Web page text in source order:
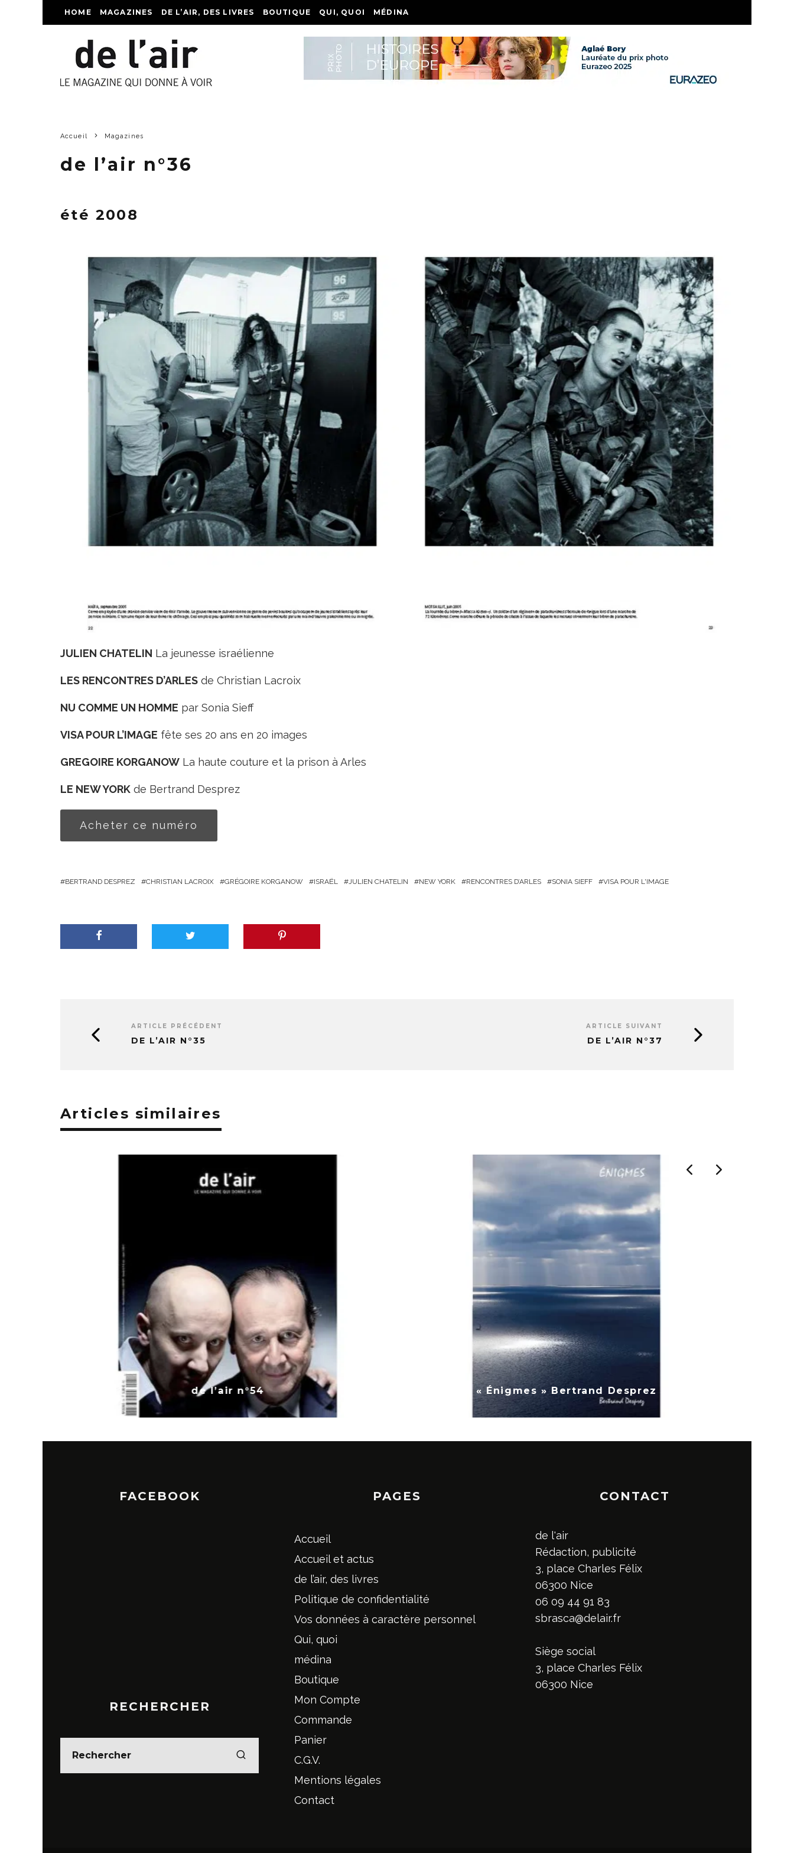
HOME MAGAZINES DE L’AIR, DES LIVRES BOUTIQUE QUI, QUOI MÉDINA
Accueil Magazines
de l’air n°36
été 2008
JULIEN CHATELIN La jeunesse israélienne
LES RENCONTRES D’ARLES de Christian Lacroix
NU COMME UN HOMME par Sonia Sieff
VISA POUR L’IMAGE fête ses 20 ans en 20 images
GREGOIRE KORGANOW La haute couture et la prison à Arles
LE NEW YORK de Bertrand Desprez
Acheter ce numéro
BERTRAND DESPREZ CHRISTIAN LACROIX GRÉGOIRE KORGANOW ISRAËL JULIEN CHATELIN NEW YORK RENCONTRES D’ARLES SONIA SIEFF VISA POUR L'IMAGE
ARTICLE PRÉCÉDENT
DE L’AIR N°35
ARTICLE SUIVANT
DE L’AIR N°37
Articles similaires
de l’air n°79 de l’air n°78
FACEBOOK
RECHERCHER
PAGES
Accueil
Accueil et actus
de l’air, des livres
Politique de confidentialité
Vos données à caractère personnel
Qui, quoi
médina
Boutique
Mon Compte
Commande
Panier
C.G.V.
Mentions légales
Contact
CONTACT
de l'air
Rédaction, publicité
3, place Charles Félix
06300 Nice
06 09 44 91 83
sbrasca@delair.fr
Siège social
3, place Charles Félix
06300 Nice